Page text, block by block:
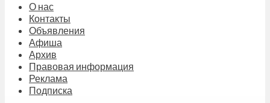
О нас
Контакты
Объявления
Афиша
Архив
Правовая информация
Реклама
Подписка